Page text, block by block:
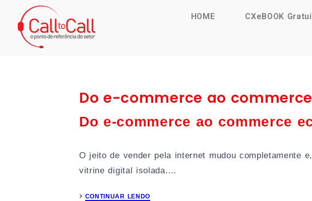
HOME CXeBOOK
Do e-commerce ao
Do e-commerce ao commerce
O jeito de vender pela internet mudou completamente
vitrine digital isolada.…
CONTINUAR LENDO